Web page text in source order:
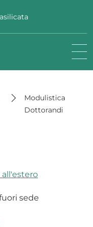
Modulistica
Dottorandi
sede